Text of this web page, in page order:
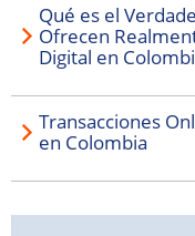
Qué es el
Ofrecen
Digital en
Transacciones
en Colombia